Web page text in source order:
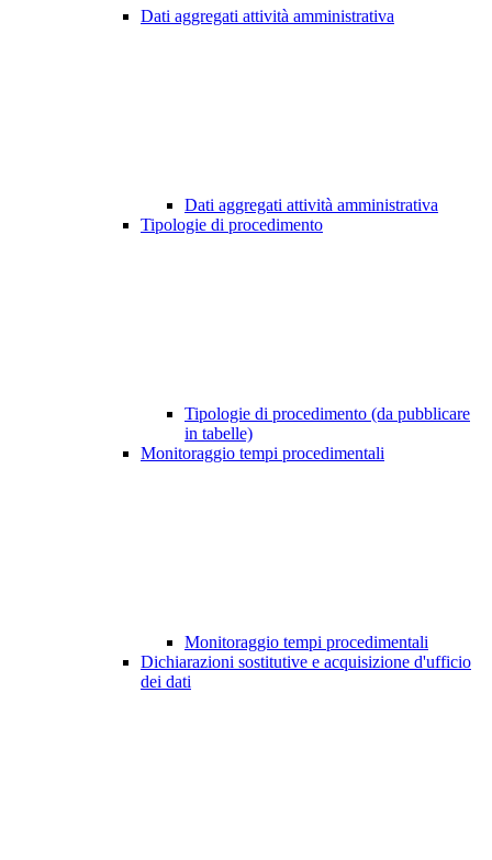
Dati aggregati attività amministrativa
Dati aggregati attività amministrativa
Tipologie di procedimento
Tipologie di procedimento (da pubblicare
in tabelle)
Monitoraggio tempi procedimentali
Monitoraggio tempi procedimentali
Dichiarazioni sostitutive e acquisizione d'ufficio
dei dati